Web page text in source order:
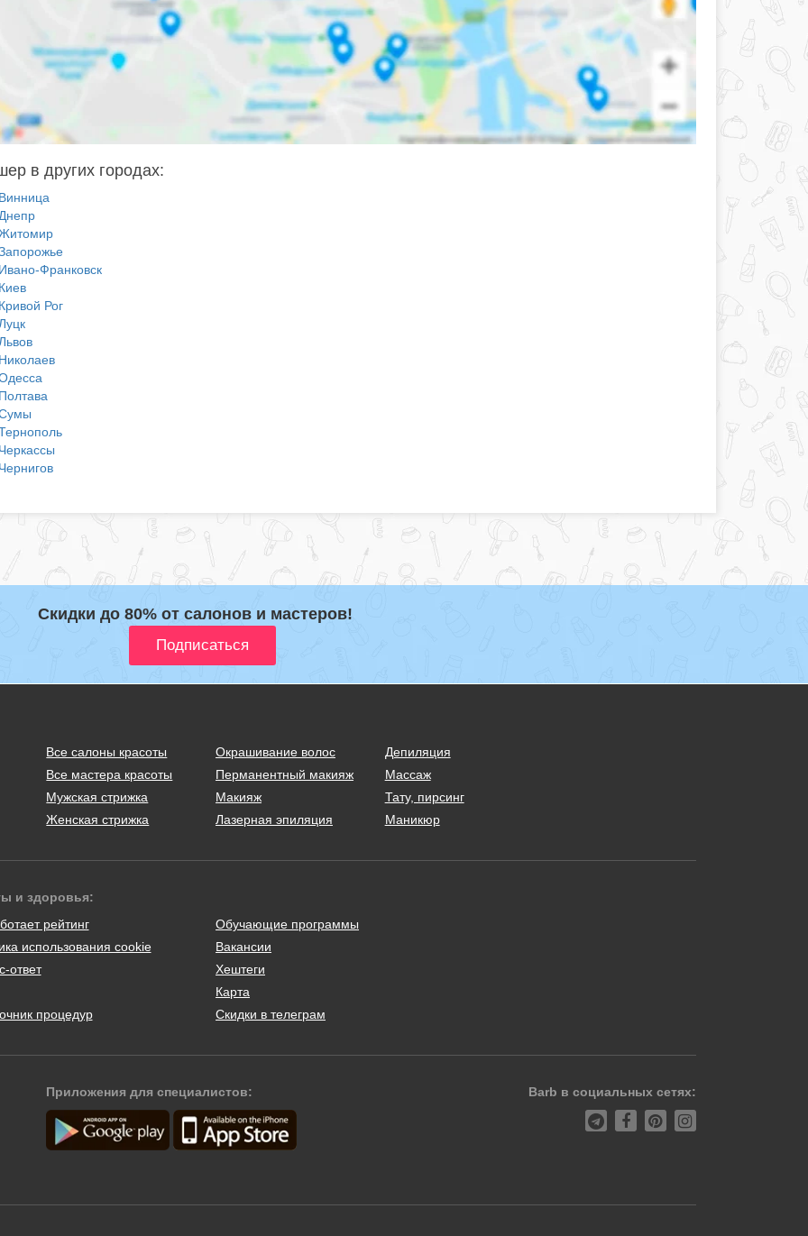
в других городах:
Франковск
Рог
Скидки до 80% от салонов и мастеров!
Все салоны красоты
Все мастера красоты
Мужская стрижка
Женская стрижка
Окрашивание волос
Перманентный макияж
Макияж
Лазерная эпиляция
Депиляция
Массаж
Тату, пирсинг
Маникюр
и здоровья:
рейтинг
использования cookie
ответ
процедур
Обучающие программы
Вакансии
Хештеги
Карта
Скидки в телеграм
Приложения для специалистов: Barb в социальных сетях: